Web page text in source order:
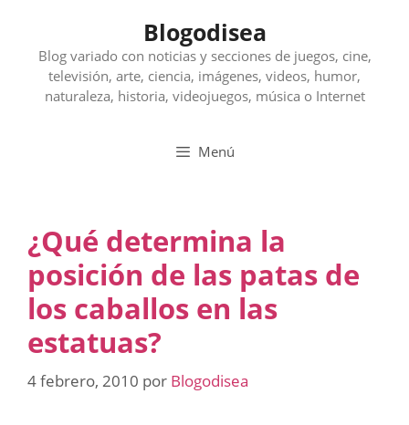
contenido
Blogodisea
Blog variado con noticias y secciones de juegos, cine,
televisión, arte, ciencia, imágenes, videos, humor,
naturaleza, historia, videojuegos, música o Internet
Menú
¿Qué determina la
posición de las patas de
los caballos en las
estatuas?
4 febrero, 2010 por Blogodisea